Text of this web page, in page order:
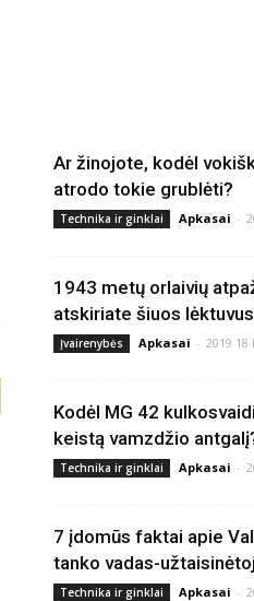
Ar žinojote, kodėl
atrodo tokie grublėti?
Technika ir ginklai Apkasai -
1943 metų orlaivių
atskiriate šiuos
Įvairenybės Apkasai - 2019
Kodėl MG 42
keistą vamzdžio
Technika ir ginklai Apkasai -
7 įdomūs faktai apie
tanko vadas-
Technika ir ginklai Apkasai -